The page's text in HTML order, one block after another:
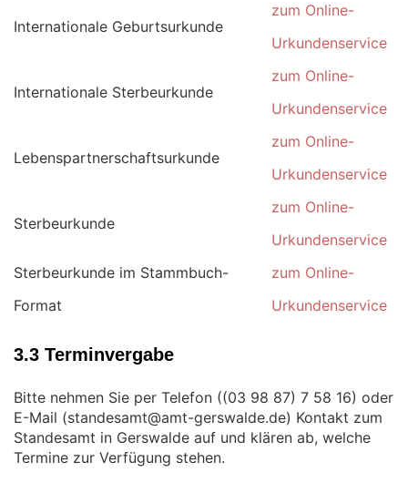
Internationale Geburtsurkunde
zum Online-
Urkundenservice
Internationale Sterbeurkunde
zum Online-
Urkundenservice
Lebenspartnerschaftsurkunde
zum Online-
Urkundenservice
Sterbeurkunde
zum Online-
Urkundenservice
Sterbeurkunde im Stammbuch-
Format
zum Online-
Urkundenservice
3.3 Terminvergabe
Bitte nehmen Sie per Telefon (
) oder
E-Mail (
) Kontakt zum
Standesamt in Gerswalde auf und klären ab, welche
Termine zur Verfügung stehen.